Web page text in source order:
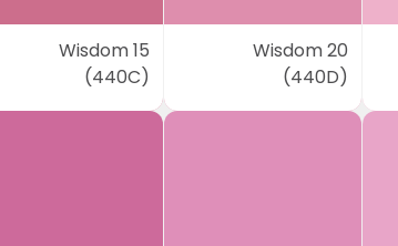
Wisdom 15
(440C)
Wisdom 20
(440D)